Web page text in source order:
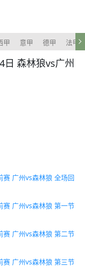
甲 意甲 德甲 法甲
日 森林狼vs广州
广州vs森林狼 全场回
广州vs森林狼 第一节
广州vs森林狼 第二节
广州vs森林狼 第三节